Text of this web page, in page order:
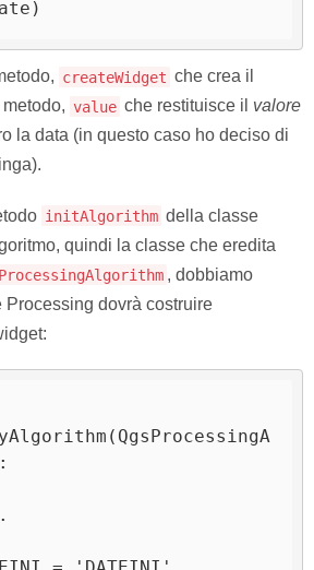
createWidget che crea il
value che restituisce il valore
la data (in questo caso ho deciso di
initAlgorithm della classe
quindi la classe che eredita
, dobbiamo
Processing dovrà costruire